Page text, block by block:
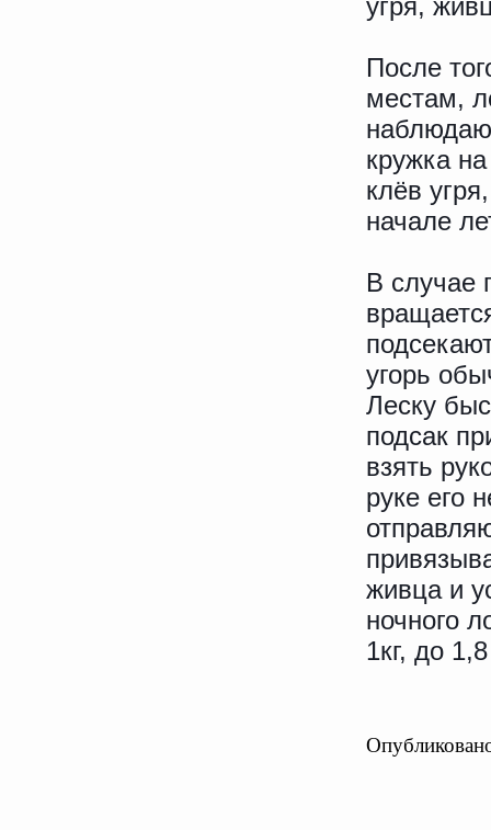
угря,
После
местам,
кружка
клёв
начале
В случае
угорь
Леску
подсак
взять
руке его
живца и
ночного
1кг, до 1,8